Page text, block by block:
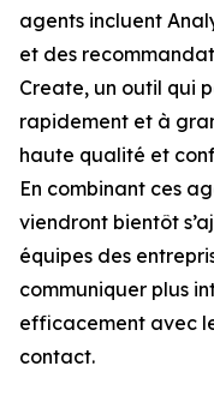
agents incluent
et des
Create, un outil qui
rapidement et à
haute qualité et
En combinant ces
viendront bientôt
équipes des
communiquer plus
efficacement avec
contact.